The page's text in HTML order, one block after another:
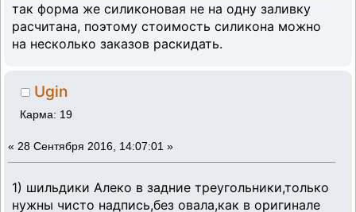
так форма же силиконовая не на одну заливку
расчитана, поэтому стоимость силикона можно
на несколько заказов раскидать.
Ugin
Карма: 19
« 28 Сентября 2016, 14:07:01 »
1) шильдики Алеко в задние треугольники,только
нужны чисто надпись,без овала,как в оригинале